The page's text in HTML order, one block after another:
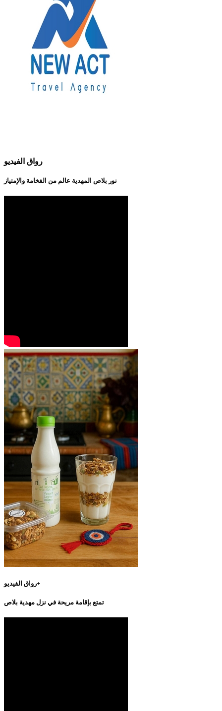
رواق الفيديو
نور بلاص المهدية عالم من الفخامة والإمتياز
رواق الفيديو+
تمتع بإقامة مريحة في نزل مهدية بلاص